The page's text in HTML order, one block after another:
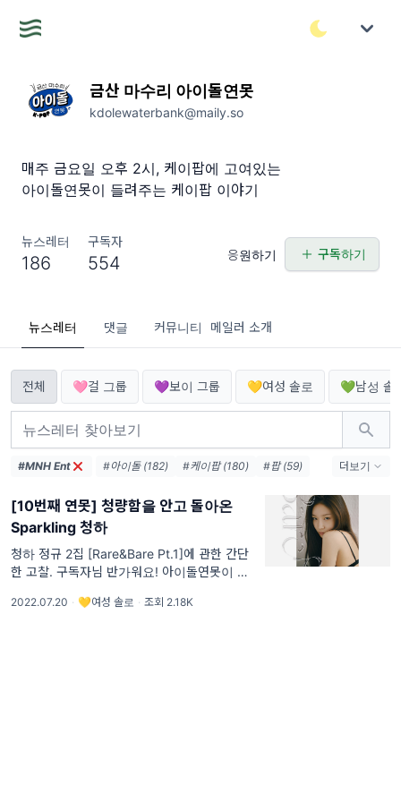
금산 마수리 아이돌연못
kdolewaterbank@maily.so
매주 금요일 오후 2시, 케이팝에 고여있는
아이돌연못이 들려주는 케이팝 이야기
뉴스레터
186
구독자
554 응원하기 구독하기
뉴스레터 댓글 커뮤니티 메일러 소개
전체 🩷걸 그룹 💜보이 그룹 💛여성 솔로 💚남성 솔
#MNH Ent #아이돌 (182) #케이팝 (180)
#팝 (59)
#하이브 (32)
#HYBE (29)
#힙합 (28)
#에스엠 (27)
#SM (22)
#POP (16)
#jyp (15)
#댄스 (13)
#연말결산 (12)
더보기
[10번째 연못] 청량함을 안고 돌아온
Sparkling 청하
청하 정규 2집 [Rare&Bare Pt.1]에 관한 간단
한 고찰. 구독자님 반가워요! 아이돌연못이 열
다! ‘Why Don’t You Know’, ‘PLAY’, 등 뜨거
2022.07.20 · 💛여성 솔로 · 조회 2.18K